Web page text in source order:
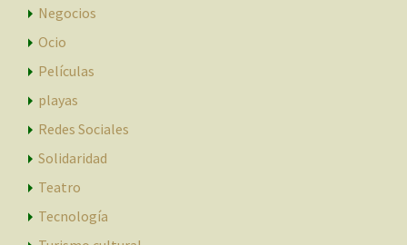
Negocios
Ocio
Películas
playas
Redes Sociales
Solidaridad
Teatro
Tecnología